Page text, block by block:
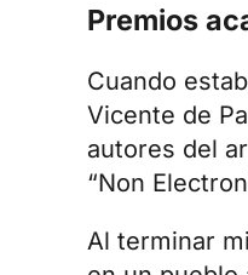
Premios
Cuando
Vicente de
autores del
“Non
Al terminar